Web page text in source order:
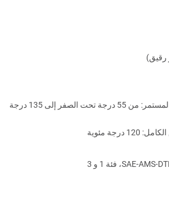
رقيق)
درجة حرارة التشغيل المستمر: من 55 درجة تحت الصفر إلى 135 درجة
درجة مئوية